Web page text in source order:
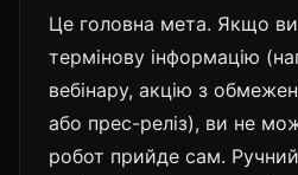
Це головна мета. Якщо ви
термінову інформацію
вебінару, акцію з
або прес-реліз), ви не
робот прийде сам.